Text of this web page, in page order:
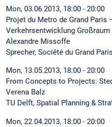
Mon, 03.06.2013, 18:00 - 20:00
Projet du Metro de Grand Paris
Verkehrsentwicklung Großraum
Alexandre Missoffe
Sprecher, Société du Grand Paris
Mon, 13.05.2013, 18:00 - 20:00
From Concepts to Projects:
Verena Balz
TU Delft, Spatial Planning &
Mon, 22.04.2013, 18:00 - 20:00